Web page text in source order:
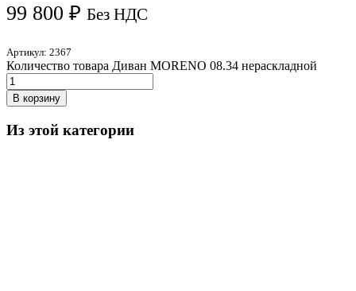
99 800 ₽ Без НДС
Артикул: 2367
Количество товара Диван MORENO 08.34 нераскладной
В корзину
Из этой категории